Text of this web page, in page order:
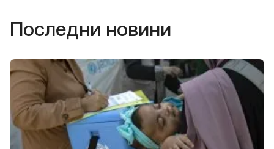
Последни новини